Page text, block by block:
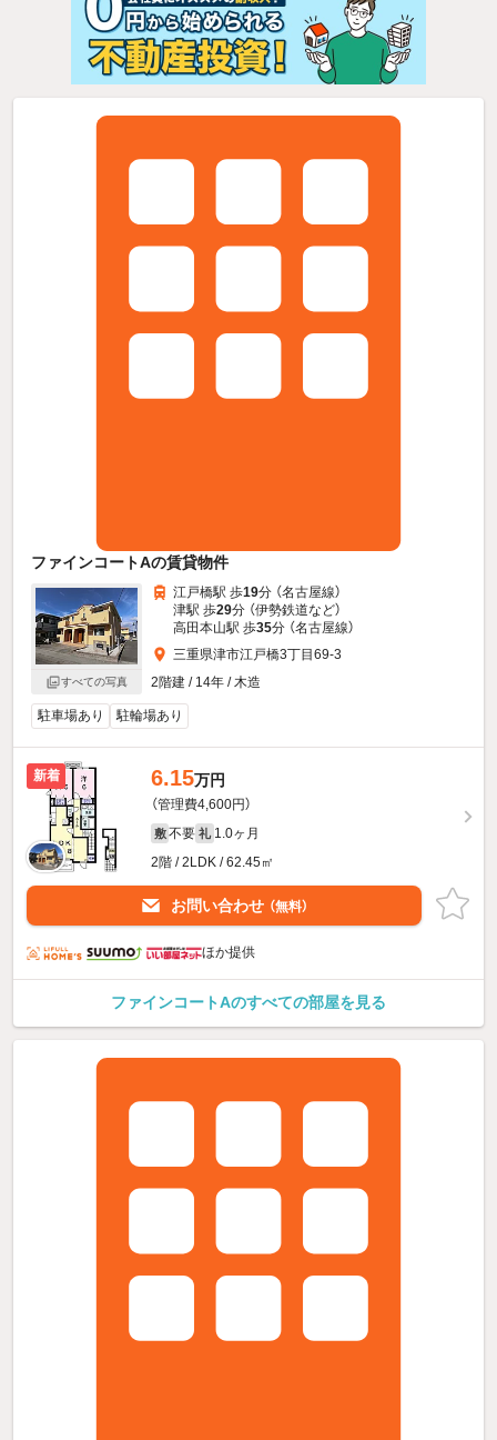
ファインコートAの賃貸物件
すべての写真
江戸橋駅 歩19分 （名古屋線）
津駅 歩29分 （伊勢鉄道など）
高田本山駅 歩35分 （名古屋線）
三重県津市江戸橋3丁目69-3
2階建 / 14年 / 木造
駐車場あり 駐輪場あり
新着 6.15万円
（管理費4,600円）
敷 不要 礼 1.0ヶ月
2階 / 2LDK / 62.45㎡
お問い合わせ （無料）
ほか提供
ファインコートAのすべての部屋を見る